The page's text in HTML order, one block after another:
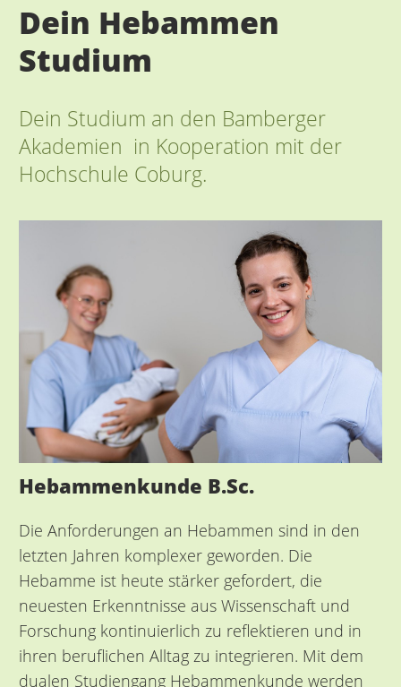
Dein Hebammen
Studium
Dein Studium an den Bamberger
Akademien in Kooperation mit der
Hochschule Coburg.
Hebammenkunde B.Sc.
Die Anforderungen an Hebammen sind in den
letzten Jahren komplexer geworden. Die
Hebamme ist heute stärker gefordert, die
neuesten Erkenntnisse aus Wissenschaft und
Forschung kontinuierlich zu reflektieren und in
ihren beruflichen Alltag zu integrieren. Mit dem
dualen Studiengang Hebammenkunde werden